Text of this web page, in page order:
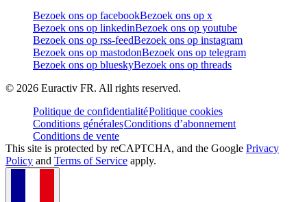
Bezoek ons op facebookBezoek ons op x
Bezoek ons op linkedinBezoek ons op youtube
Bezoek ons op rss-feedBezoek ons op instagram
Bezoek ons op mastodonBezoek ons op telegram
Bezoek ons op blueskyBezoek ons op threads
© 2026 Euractiv FR. All rights reserved.
Politique de confidentialitéPolitique cookies
Conditions généralesConditions d’abonnement
Conditions de vente
This site is protected by reCAPTCHA, and the Google Privacy
Policy and Terms of Service apply.